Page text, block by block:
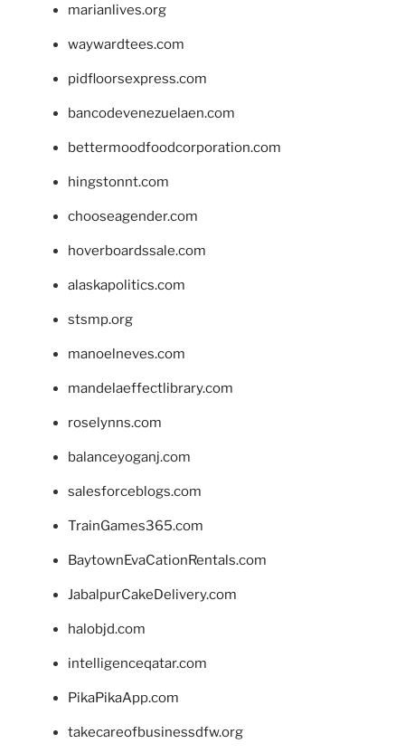
marianlives.org
waywardtees.com
pidfloorsexpress.com
bancodevenezuelaen.com
bettermoodfoodcorporation.com
hingstonnt.com
chooseagender.com
hoverboardssale.com
alaskapolitics.com
stsmp.org
manoelneves.com
mandelaeffectlibrary.com
roselynns.com
balanceyoganj.com
salesforceblogs.com
TrainGames365.com
BaytownEvaCationRentals.com
JabalpurCakeDelivery.com
halobjd.com
intelligenceqatar.com
PikaPikaApp.com
takecareofbusinessdfw.org